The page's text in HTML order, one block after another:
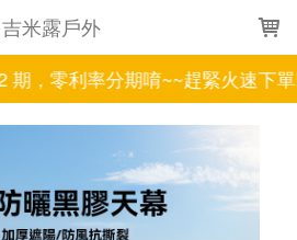
吉米露戶外
，零利率分期唷~~趕緊火速下單!!!